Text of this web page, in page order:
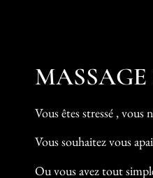
Vous êtes stressé , vous
Vous souhaitez vous
Ou vous avez tout